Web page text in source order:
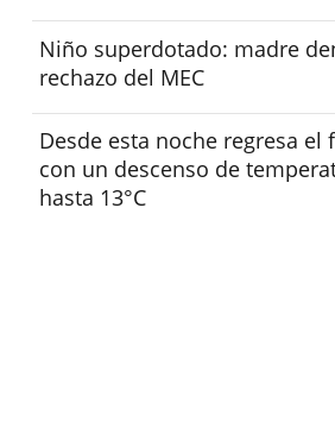
Niño superdotado: madre
rechazo del MEC
Desde esta noche regresa el
con un descenso de
hasta 13°C